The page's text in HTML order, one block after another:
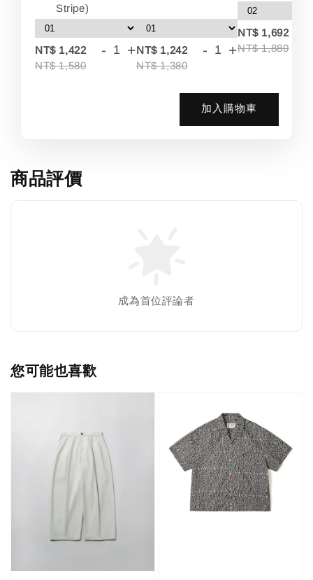
Stripe)
NT$ 1,422
NT$ 1,580
- +NT$ 1,242
NT$ 1,380
- +
NT$ 1,692
NT$ 1,880
加入購物車
商品評價
成為首位評論者
您可能也喜歡